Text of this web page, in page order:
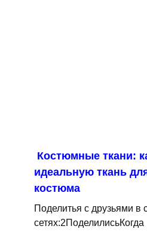
Костюмные ткани:
идеальную ткань
костюма
Поделитья с друзьями в
сетях:2ПоделилисьКогда